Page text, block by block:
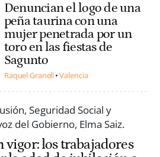
Denuncian el logo de una
peña taurina con una
mujer penetrada por un
toro en las fiestas de
Sagunto
Raquel Granell Valencia
vigor: los trabajadores